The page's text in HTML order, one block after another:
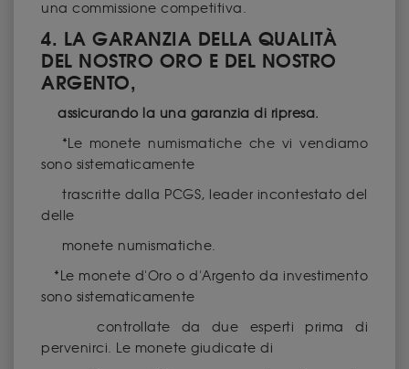
una commissione competitiva.
4. LA GARANZIA DELLA QUALITÀ
DEL NOSTRO ORO E DEL NOSTRO
ARGENTO,
assicurando la una garanzia di ripresa.
*Le monete numismatiche che vi vendiamo
sono sistematicamente
trascritte dalla PCGS, leader incontestato del
delle
monete numismatiche.
*Le monete d'Oro o d'Argento da investimento
sono sistematicamente
controllate da due esperti prima di
pervenirci. Le monete giudicate di